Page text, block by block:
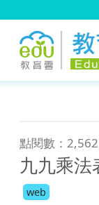
點閱數：
九九乘法
web